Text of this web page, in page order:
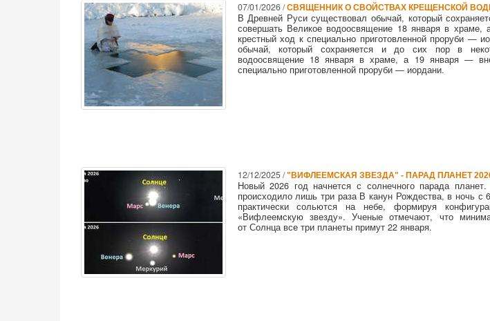
07/01/2026 /СВЯЩЕННИК О СВОЙСТВАХ КРЕЩЕНСКОЙ
В Древней Руси существовал обычай, который
совершать Великое водоосвящение 18 января в
крестный ход к специально приготовленной проруби —
обычай, который сохраняется и до сих пор в
водоосвящение 18 января в храме, а 19 января —
специально приготовленной проруби — иордани.
12/12/2025 /"ВИФЛЕЕМСКАЯ ЗВЕЗДА" - ПАРАД ПЛАНЕТ
Новый 2026 год начнется с солнечного парада
происходило лишь три раза В канун Рождества, в ночь
практически сольются на небе, формируя
«Вифлеемскую звезду». Ученые отмечают, что
от Солнца все три планеты примут 22 января.